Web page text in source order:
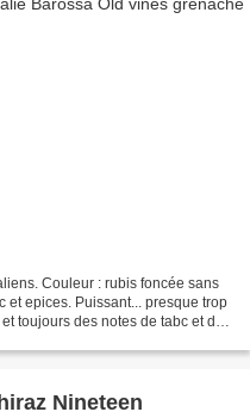
Couleur : rubis foncée sans
et epices. Puissant... presque trop
toujours des notes de tabc et de
Nineteen